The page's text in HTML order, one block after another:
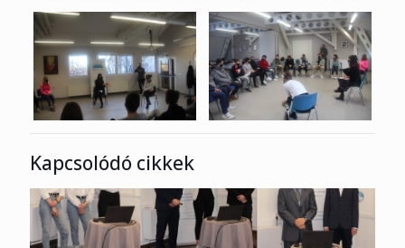
Kapcsolódó cikkek